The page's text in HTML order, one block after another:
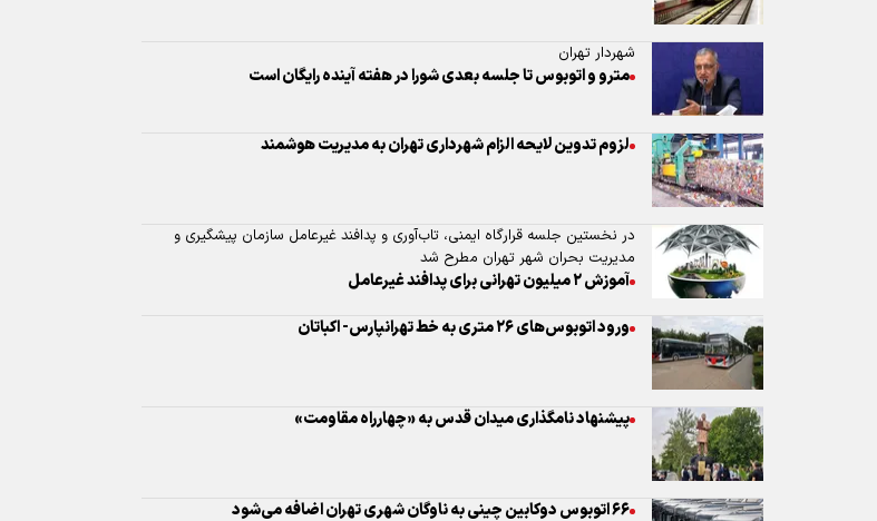
آموزش ٢ میلیون تهرانی برای پدافند غیرعامل
پیشنهاد نامگذاری میدان قدس به «چهارراه مقاومت»